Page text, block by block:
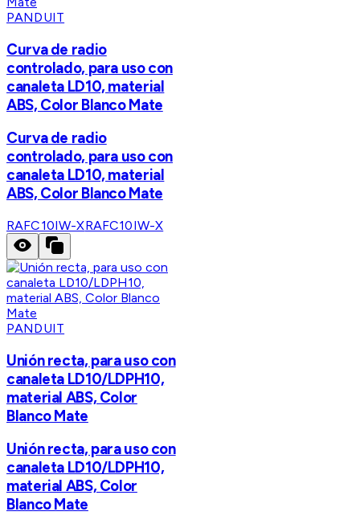
PANDUIT
Curva de radio
controlado, para uso con
canaleta LD10, material
ABS, Color Blanco Mate
Curva de radio
controlado, para uso con
canaleta LD10, material
ABS, Color Blanco Mate
RAFC10IW-XRAFC10IW-X
PANDUIT
Unión recta, para uso con
canaleta LD10/LDPH10,
material ABS, Color
Blanco Mate
Unión recta, para uso con
canaleta LD10/LDPH10,
material ABS, Color
Blanco Mate